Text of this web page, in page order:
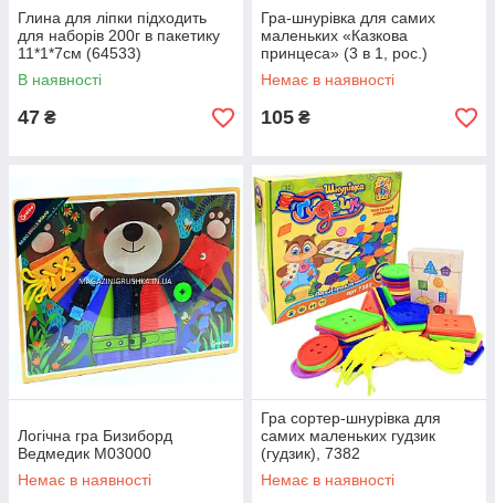
Глина для ліпки підходить
для наборів 200г в пакетику
11*1*7см (64533)
В наявності
47 ₴
Гра-шнурівка для самих
маленьких «Казкова
принцеса» (3 в 1, рос.)
Немає в наявності
105 ₴
Логічна гра Бизиборд
Ведмедик M03000
Немає в наявності
Гра сортер-шнурівка для
самих маленьких гудзик
(гудзик), 7382
Немає в наявності